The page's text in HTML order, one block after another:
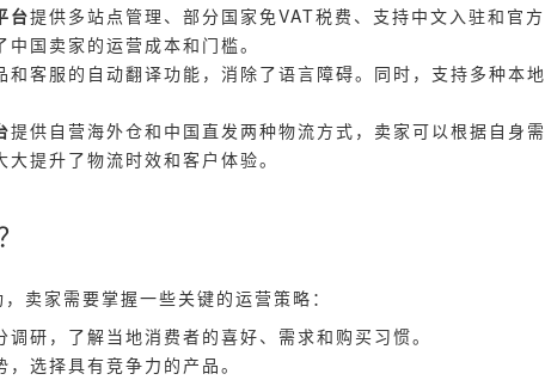
台提供多站点管理、部分国家免VAT税费、支持中文入驻和官方
国卖家的运营成本和门槛。
和客服的自动翻译功能，消除了语言障碍。同时，支持多种本地
提供自营海外仓和中国直发两种物流方式，卖家可以根据自身需
提升了物流时效和客户体验。
，卖家需要掌握一些关键的运营策略：
调研，了解当地消费者的喜好、需求和购买习惯。
选择具有竞争力的产品。